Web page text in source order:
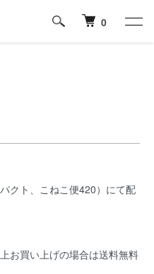
0
クト、こねこ便420）にて配
お買い上げの場合は送料無料